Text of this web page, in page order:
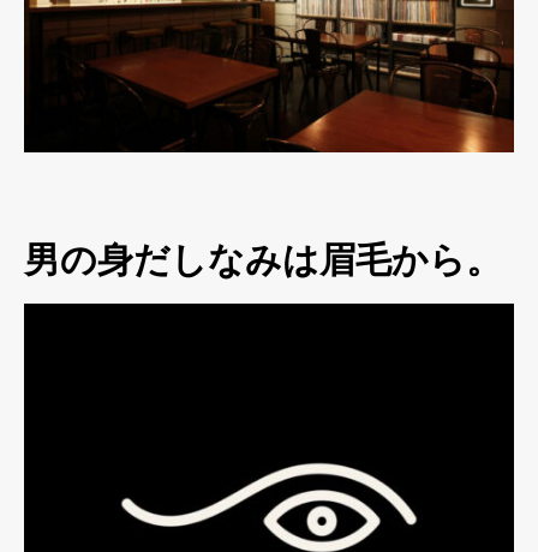
男の身だしなみは眉毛から。